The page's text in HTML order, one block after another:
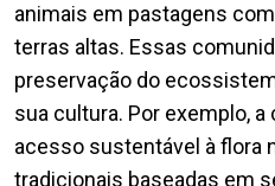
animais em pastagens
terras altas. Essas
preservação do
sua cultura. Por exemplo,
acesso sustentável à flora
tradicionais baseadas em